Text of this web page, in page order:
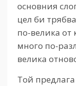
основния
цел би
по-велика от
много по-
велика
Той